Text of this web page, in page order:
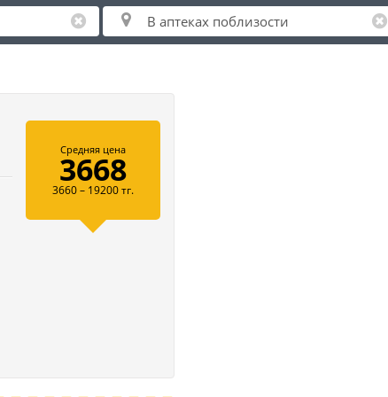
Средняя цена
3668
3660 – 19200 тг.